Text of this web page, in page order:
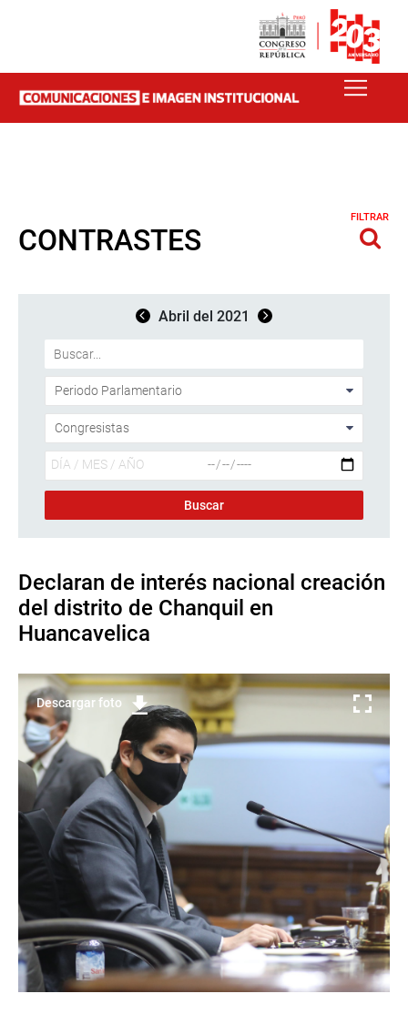
CONTRASTES
FILTRAR
Abril del 2021
Declaran de interés nacional creación
del distrito de Chanquil en
Huancavelica
Descargar foto